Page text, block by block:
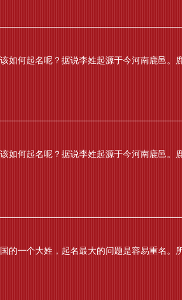
如何起名呢？据说李姓起源于今河南鹿邑。
如何起名呢？据说李姓起源于今河南鹿邑。
的一个大姓，起名最大的问题是容易重名。